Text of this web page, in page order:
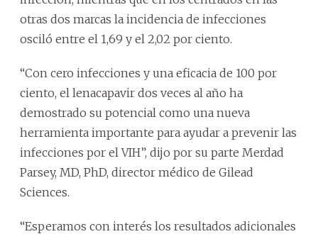
otras dos marcas la incidencia de infecciones
osciló entre el 1,69 y el 2,02 por ciento.
“Con cero infecciones y una eficacia de 100 por
ciento, el lenacapavir dos veces al año ha
demostrado su potencial como una nueva
herramienta importante para ayudar a prevenir las
infecciones por el VIH”, dijo por su parte Merdad
Parsey, MD, PhD, director médico de Gilead
Sciences.
“Esperamos con interés los resultados adicionales